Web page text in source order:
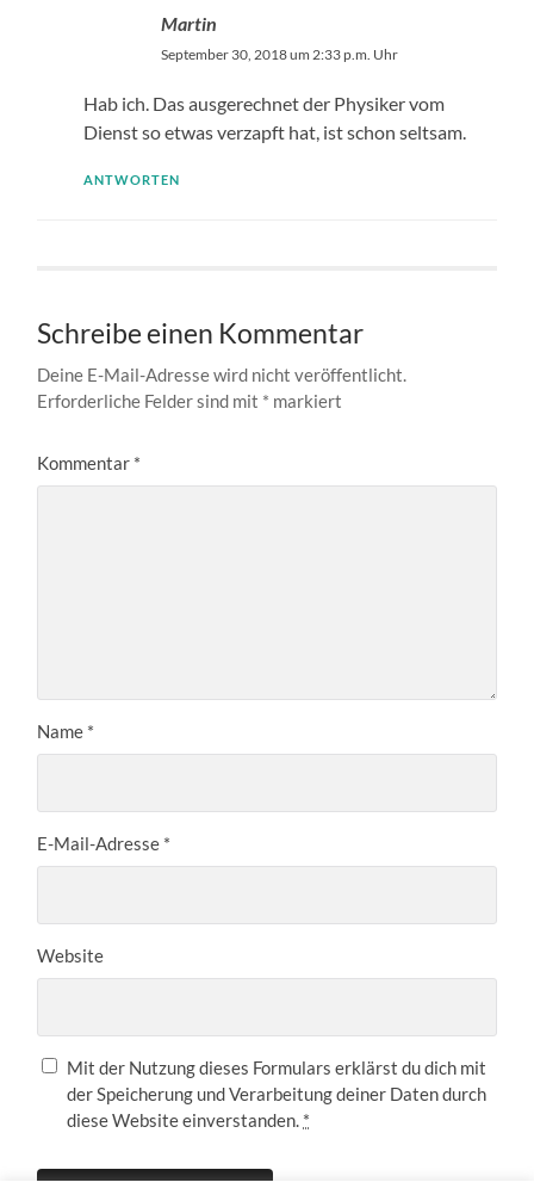
Martin
September 30, 2018 um 2:33 p.m. Uhr
Hab ich. Das ausgerechnet der Physiker vom
Dienst so etwas verzapft hat, ist schon seltsam.
ANTWORTEN
Schreibe einen Kommentar
Deine E-Mail-Adresse wird nicht veröffentlicht.
Erforderliche Felder sind mit * markiert
Kommentar *
Name *
E-Mail-Adresse *
Website
Mit der Nutzung dieses Formulars erklärst du dich mit
der Speicherung und Verarbeitung deiner Daten durch
diese Website einverstanden. *